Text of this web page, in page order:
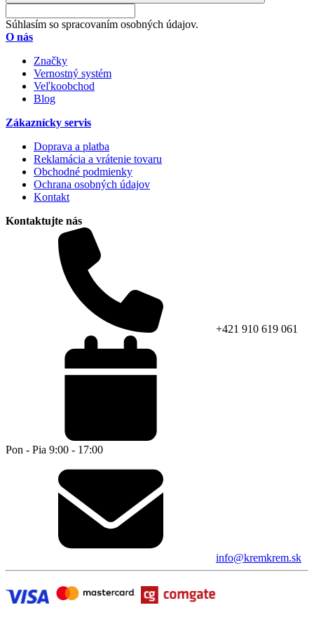
Súhlasím so spracovaním osobných údajov.
O nás
Značky
Vernostný systém
Veľkoobchod
Blog
Zákaznícky servis
Doprava a platba
Reklamácia a vrátenie tovaru
Obchodné podmienky
Ochrana osobných údajov
Kontakt
Kontaktujte nás
+421 910 619 061
Pon - Pia 9:00 - 17:00
info@kremkrem.sk